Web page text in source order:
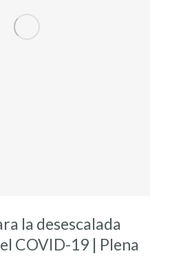
la desescalada
COVID-19 | Plena